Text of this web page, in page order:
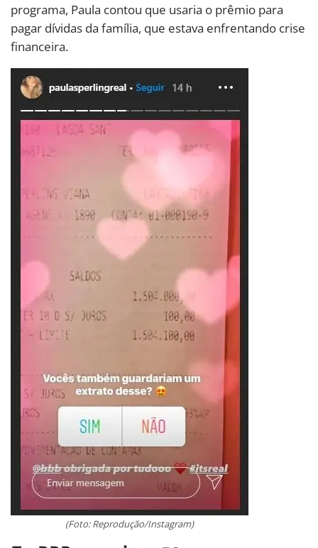
programa, Paula contou que usaria o prêmio para
pagar dívidas da família, que estava enfrentando crise
financeira.
(Foto: Reprodução/Instagram)